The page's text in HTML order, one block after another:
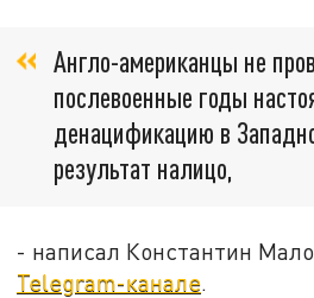
Англо-американцы не
послевоенные годы
денацификацию в
результат налицо,
- написал Константин
Telegram-канале.